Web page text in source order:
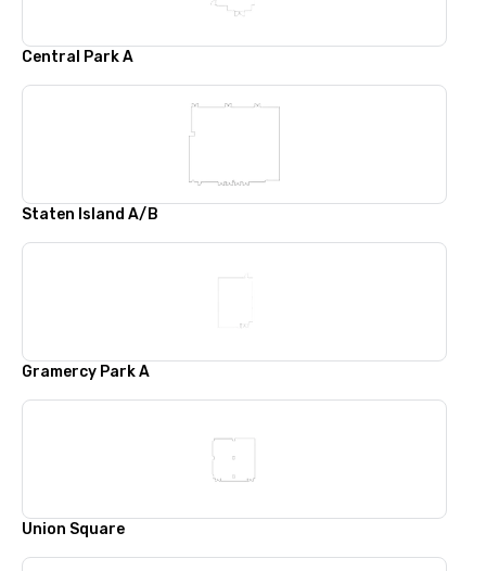
Central Park A
Staten Island A/B
Gramercy Park A
Union Square